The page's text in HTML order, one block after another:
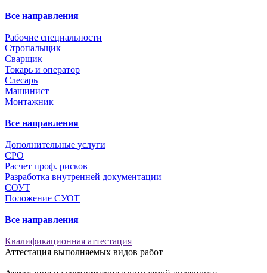
Все направления
Рабочие специальности
Стропальщик
Сварщик
Токарь и оператор
Слесарь
Машинист
Монтажник
Все направления
Дополнительные услуги
СРО
Расчет проф. рисков
Разработка внутренней документации
СОУТ
Положение СУОТ
Все направления
Квалификационная аттестация
Аттестация выполняемых видов работ